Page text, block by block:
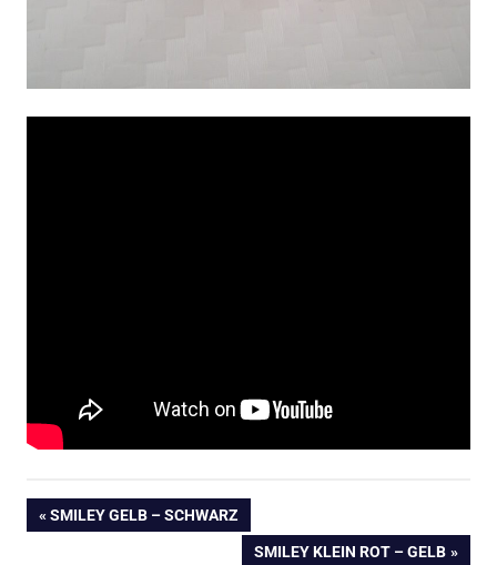
Beitragsnavigation
VORHERIGER
SMILEY GELB – SCHWARZ
NÄCHSTER
SMILEY KLEIN ROT – GELB